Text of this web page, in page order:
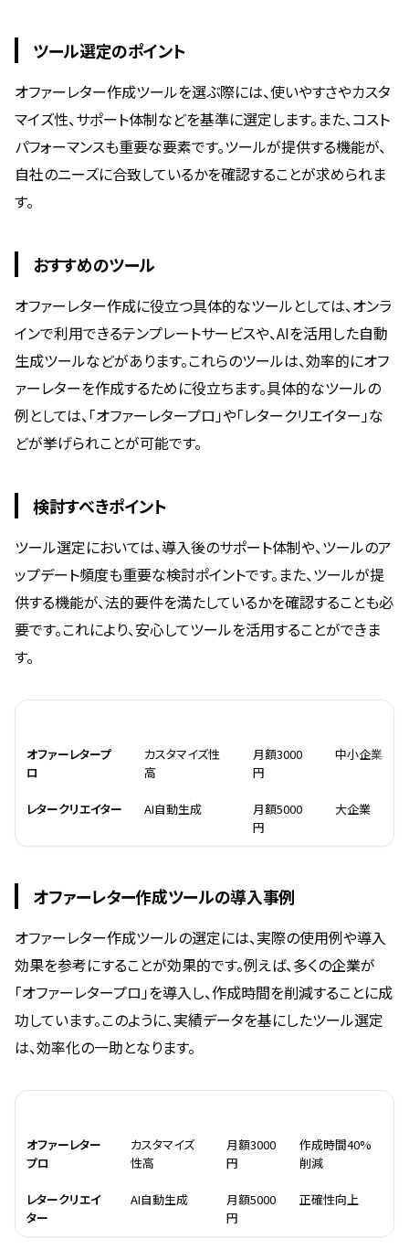
ツール選定のポイント
オファーレター作成ツールを選ぶ際には、使いやすさやカスタ
マイズ性、サポート体制などを基準に選定します。また、コスト
パフォーマンスも重要な要素です。ツールが提供する機能が、
自社のニーズに合致しているかを確認することが求められま
す。
おすすめのツール
オファーレター作成に役立つ具体的なツールとしては、オンラ
インで利用できるテンプレートサービスや、AIを活用した自動
生成ツールなどがあります。これらのツールは、効率的にオフ
ァーレターを作成するために役立ちます。具体的なツールの
例としては、「オファーレタープロ」や「レタークリエイター」な
どが挙げられことが可能です。
検討すべきポイント
ツール選定においては、導入後のサポート体制や、ツールのア
ップデート頻度も重要な検討ポイントです。また、ツールが提
供する機能が、法的要件を満たしているかを確認することも必
要です。これにより、安心してツールを活用することができま
す。
オファーレタープ
ロ
カスタマイズ性
高
月額3000
円
中小企業
レタークリエイター AI自動生成
月額5000
円
大企業
オファーレター作成ツールの導入事例
オファーレター作成ツールの選定には、実際の使用例や導入
効果を参考にすることが効果的です。例えば、多くの企業が
「オファーレタープロ」を導入し、作成時間を削減することに成
功しています。このように、実績データを基にしたツール選定
は、効率化の一助となります。
オファーレター
プロ
カスタマイズ
性高
月額3000
円
作成時間40%
削減
レタークリエイ
ター
AI自動生成
月額5000
円
正確性向上